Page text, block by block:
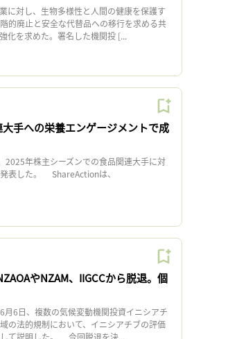
に対し、生物多様性と人間の健康を保護す
的廃止と安全な代替品への移行を求める共
化を求めた。署名した機関投 [...
手への栄養エンゲージメントで成
年株主シーズンでの食品関連大手に対
表した。 ShareActionは、
やNZAM、IIGCCから脱退。個
6日、複数の気候変動機関投資イニシアチ
の法的規制において、イニシアチブの評価